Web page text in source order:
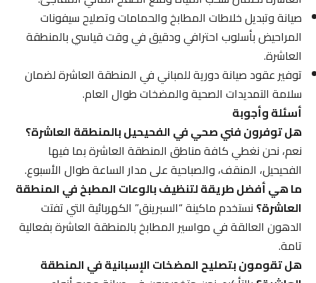
صيانة وتبديل خلاطات المطابخ والحمامات وتصليح سيفونات
المراحيض بأسلوب احترافي ودقيق في وقت قياسي بالمنطقة
العاشرة.
توفير عقود صيانة دورية للمباني في المنطقة العاشرة لضمان
سلامة التمديدات الصحية والمضخات طوال العام.
أسئلة وأجوبة
هل توفرون فني صحي في الفحيحيل بالمنطقة العاشرة؟
نعم، نحن نغطي كافة مناطق المنطقة العاشرة بما فيها
الفحيحيل، المنقف، والصباحية على مدار الساعة طوال الأسبوع.
ما هي أفضل طريقة لتنظيف بالوعات المطبخ في المنطقة
العاشرة؟نستخدم ماكينة “السبرينق” الكهربائية التي تفتت
الدهون العالقة في مواسير المطابخ بالمنطقة العاشرة بفعالية
تامة.
هل تقومون بتصليح المضخات الإسبانية في المنطقة